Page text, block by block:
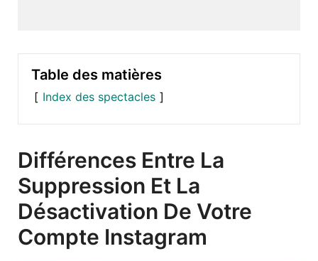
Table des matières
Index des spectacles
Différences Entre La
Suppression Et La
Désactivation De Votre
Compte Instagram